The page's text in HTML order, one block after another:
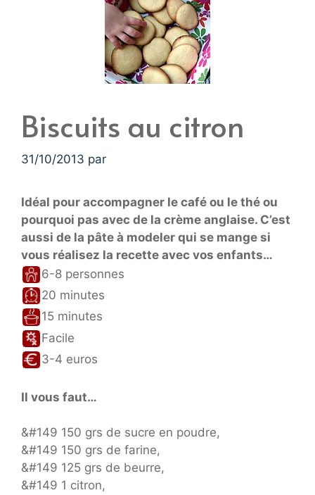
Biscuits au citron
31/10/2013 par
Idéal pour accompagner le café ou le thé ou
pourquoi pas avec de la crème anglaise. C’est
aussi de la pâte à modeler qui se mange si
vous réalisez la recette avec vos enfants…
6-8 personnes
20 minutes
15 minutes
Facile
3-4 euros
Il vous faut…
&#149 150 grs de sucre en poudre,
&#149 150 grs de farine,
&#149 125 grs de beurre,
&#149 1 citron,